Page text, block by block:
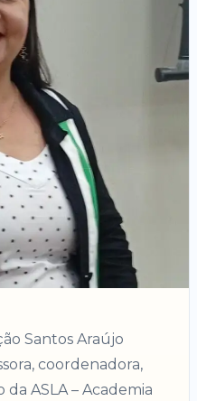
Santos Araújo
coordenadora,
ASLA – Academia